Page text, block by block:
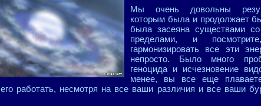
Мы очень довольны
которым была и продолжает
была засеяна существами
пределами, и
гармонизировать все эти
непросто. Было много
геноцида и исчезновение
менее, вы все еще
его работать, несмотря на все ваши различия и все ваши